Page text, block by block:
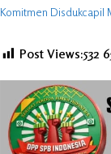
Komitmen Disdukcapil
Post Views:532